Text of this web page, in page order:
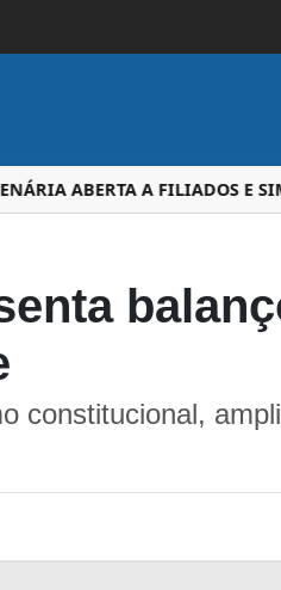
ABERTA A FILIADOS E
constitucional,